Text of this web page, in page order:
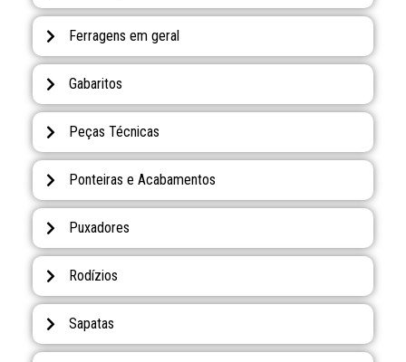
Ferragens em geral
Gabaritos
Peças Técnicas
Ponteiras e Acabamentos
Puxadores
Rodízios
Sapatas